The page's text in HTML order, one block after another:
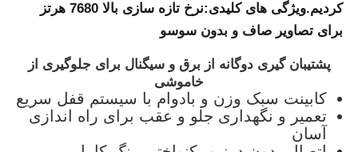
بیلبورد LED در فضای باز
کردیم.ویژگی های کلیدی:
نرخ تازه سازی بالا 7680 هرتز
برای تصاویر صاف و بدون سوسو
پشتیبان گیری دوگانه از برق و سیگنال برای جلوگیری از
خاموشی
کابینت سبک وزن و بادوام با سیستم قفل سریع
تعمیر و نگهداری جلو و عقب برای راه اندازی
آسان